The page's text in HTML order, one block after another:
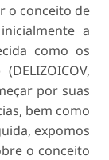
o conceito de
a
como os
por suas
bem como
expomos
o conceito